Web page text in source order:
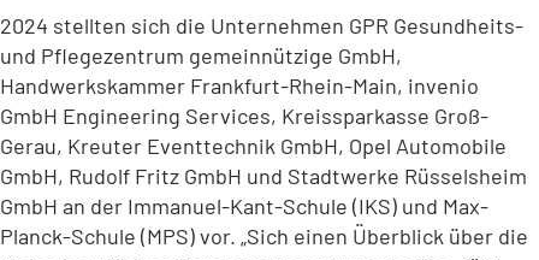
2024 stellten sich die Unternehmen GPR Gesundheits-
und Pflegezentrum gemeinnützige GmbH,
Handwerkskammer Frankfurt-Rhein-Main, invenio
GmbH Engineering Services, Kreissparkasse Groß-
Gerau, Kreuter Eventtechnik GmbH, Opel Automobile
GmbH, Rudolf Fritz GmbH und Stadtwerke Rüsselsheim
GmbH an der Immanuel-Kant-Schule (IKS) und Max-
Planck-Schule (MPS) vor. „Sich einen Überblick über die